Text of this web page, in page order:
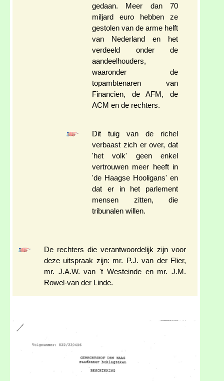
gedaan. Meer dan 70
miljard euro hebben ze
gestolen van de arme helft
van Nederland en het
verdeeld onder de
aandeelhouders,
waaronder de
topambtenaren van
Financien, de AFM, de
ACM en de rechters.
Dit tuig van de richel
verbaast zich er over, dat
'het volk' geen enkel
vertrouwen meer heeft in
'de Haagse Hooligans' en
dat er in het parlement
mensen zitten, die
tribunalen willen.
De rechters die verantwoordelijk zijn voor
deze uitspraak zijn: mr. P.J. van der Flier,
mr. J.A.W. van 't Westeinde en mr. J.M.
Rowel-van der Linde.